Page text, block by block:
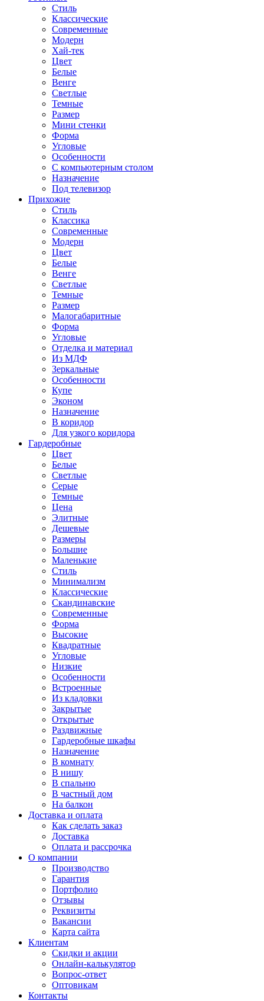
Стиль
Классические
Современные
Модерн
Хай-тек
Цвет
Белые
Венге
Светлые
Темные
Размер
Мини стенки
Форма
Угловые
Особенности
С компьютерным столом
Назначение
Под телевизор
Прихожие
Стиль
Классика
Современные
Модерн
Цвет
Белые
Венге
Светлые
Темные
Размер
Малогабаритные
Форма
Угловые
Отделка и материал
Из МДФ
Зеркальные
Особенности
Купе
Эконом
Назначение
В коридор
Для узкого коридора
Гардеробные
Цвет
Белые
Светлые
Серые
Темные
Цена
Элитные
Дешевые
Размеры
Большие
Маленькие
Стиль
Минимализм
Классические
Скандинавские
Современные
Форма
Высокие
Квадратные
Угловые
Низкие
Особенности
Встроенные
Из кладовки
Закрытые
Открытые
Раздвижные
Гардеробные шкафы
Назначение
В комнату
В нишу
В спальню
В частный дом
На балкон
Доставка и оплата
Как сделать заказ
Доставка
Оплата и рассрочка
О компании
Производство
Гарантия
Портфолио
Отзывы
Реквизиты
Вакансии
Карта сайта
Клиентам
Скидки и акции
Онлайн-калькулятор
Вопрос-ответ
Оптовикам
Контакты